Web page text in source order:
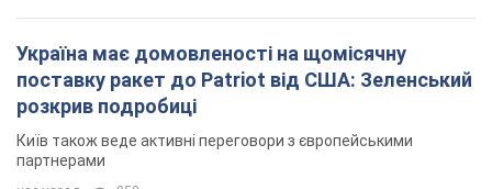
Україна має домовленості на щомісячну
поставку ракет до Patriot від США: Зеленський
розкрив подробиці
Київ також веде активні переговори з європейськими
партнерами